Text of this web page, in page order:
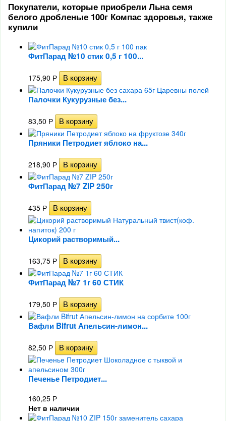
Покупатели, которые приобрели Льна семя
белого дробленые 100г Компас здоровья, также
купили
ФитПарад №10 стик 0,5 г 100...
175,90 Р
Палочки Кукурузные без...
83,50 Р
Пряники Петродиет яблоко на...
218,90 Р
ФитПарад №7 ZIP 250г
435 Р
Цикорий растворимый...
163,75 Р
ФитПарад №7 1г 60 СТИК
179,50 Р
Вафли Bifrut Апельсин-лимон...
82,50 Р
Печенье Петродиет...
160,25 Р
Нет в наличии